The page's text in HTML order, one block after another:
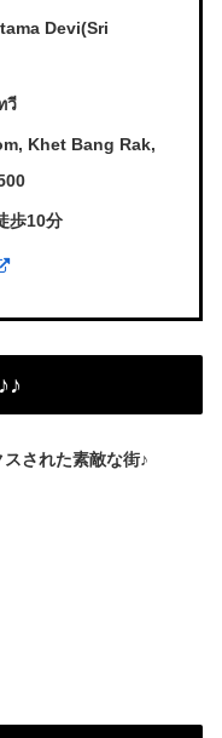
Devi(Sri
วี
Khet Bang Rak,
歩10分
された素敵な街♪